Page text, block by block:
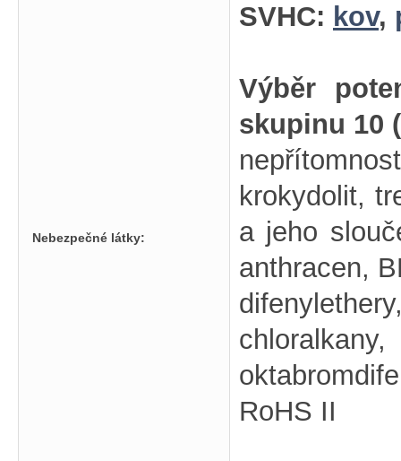
Nebezpečné látky:
SVHC: kov,
Výběr
skupinu 10
krokydolit,
a jeho
anthracen,
RoHS II